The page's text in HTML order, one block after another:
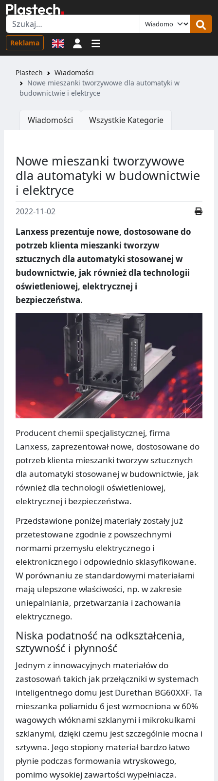
Reklama Logowanie
Plastech
Wiadomości
Nowe mieszanki tworzywowe dla automatyki w
budownictwie i elektryce
Wiadomości Wszystkie Kategorie
Nowe mieszanki tworzywowe
dla automatyki w budownictwie
i elektryce
2022-11-02
Lanxess prezentuje nowe, dostosowane do
potrzeb klienta mieszanki tworzyw
sztucznych dla automatyki stosowanej w
budownictwie, jak również dla technologii
oświetleniowej, elektrycznej i
bezpieczeństwa.
Producent chemii specjalistycznej, firma
Lanxess, zaprezentował nowe, dostosowane do
potrzeb klienta mieszanki tworzyw sztucznych
dla automatyki stosowanej w budownictwie, jak
również dla technologii oświetleniowej,
elektrycznej i bezpieczeństwa.
Przedstawione poniżej materiały zostały już
przetestowane zgodnie z powszechnymi
normami przemysłu elektrycznego i
elektronicznego i odpowiednio sklasyfikowane.
W porównaniu ze standardowymi materiałami
mają ulepszone właściwości, np. w zakresie
uniepalniania, przetwarzania i zachowania
elektrycznego.
Niska podatność na odkształcenia,
sztywność i płynność
Jednym z innowacyjnych materiałów do
zastosowań takich jak przełączniki w systemach
inteligentnego domu jest Durethan BG60XXF. Ta
mieszanka poliamidu 6 jest wzmocniona w 60%
wagowych włóknami szklanymi i mikrokulkami
szklanymi, dzięki czemu jest szczególnie mocna i
sztywna. Jego stopiony materiał bardzo łatwo
płynie podczas formowania wtryskowego,
pomimo wysokiej zawartości wypełniacza.